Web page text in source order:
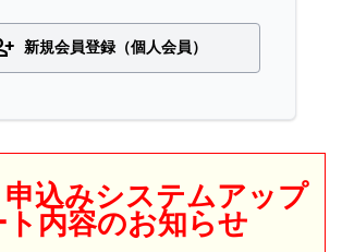
新規会員登録（個人会員）
申込みシステムアップ
ト内容のお知らせ